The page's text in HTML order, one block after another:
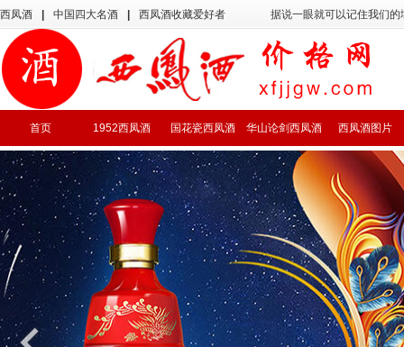
西凤酒 中国四大名酒 西凤酒收藏爱好者 据说一眼就可以记住我们
首页 1952西凤酒 国花瓷西凤酒 华山论剑西凤酒 西凤酒图片